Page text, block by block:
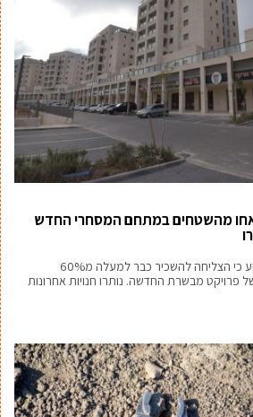
אזורים: מעל 60 אחו מהשטחים במתחם המסחרי החדש
חברת “אזורים” עידכנה השבוע כי הצליחה להשכיר כבר למעלה מ60%
מבשרת החדשה. נותרו חנויות אחרונות